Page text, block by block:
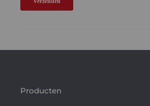
Producten